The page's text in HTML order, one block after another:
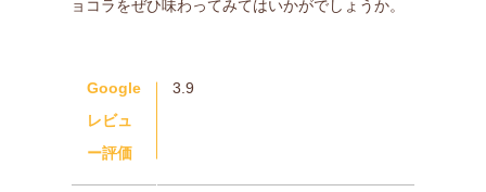
ョコラをぜひ味わってみてはいかがでしょうか。
Google
レビュ
ー評価
3.9